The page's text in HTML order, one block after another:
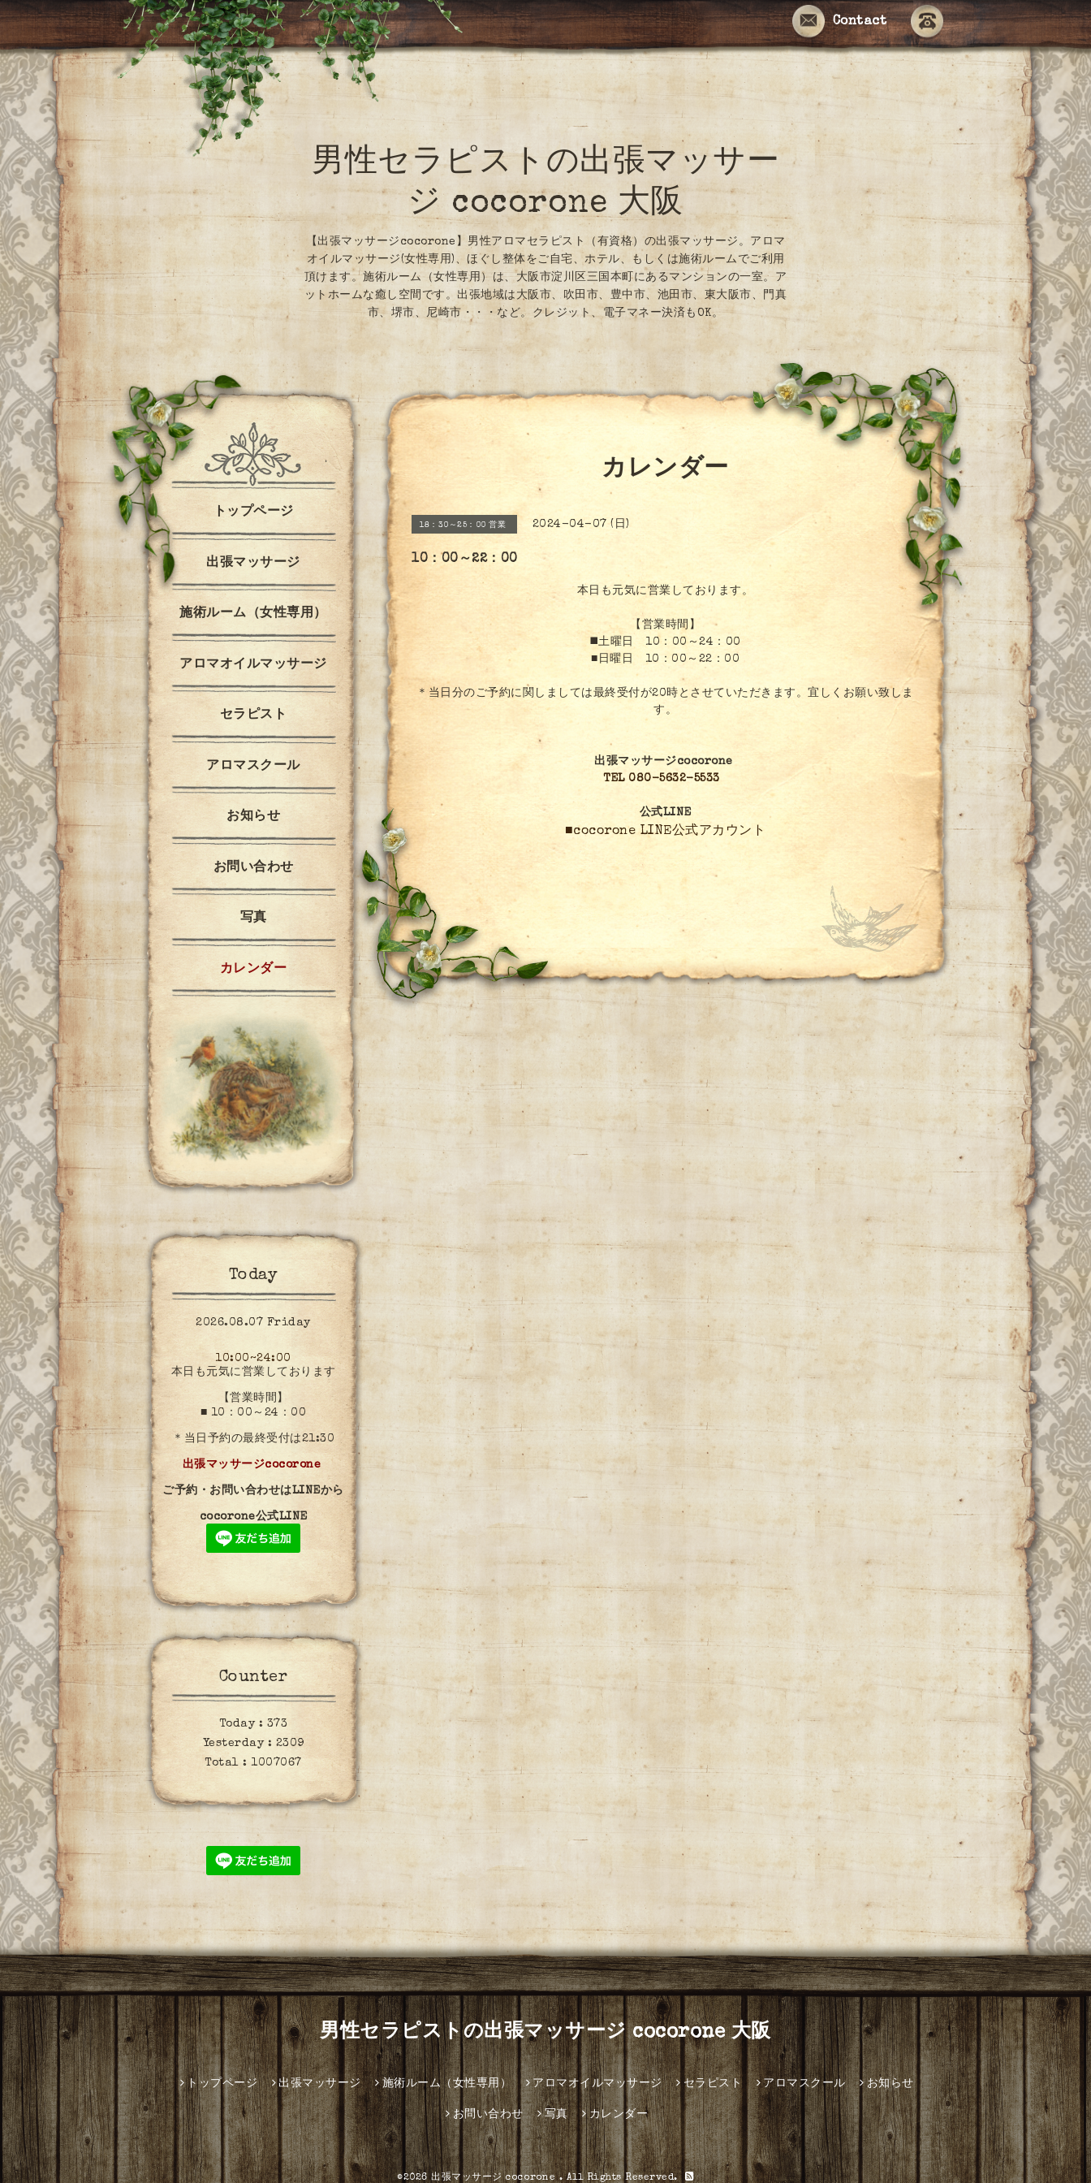
Contact
男性セラピストの出張マッサー
ジ cocorone 大阪
【出張マッサージcocorone】男性アロマセラピスト（有資格）の出張マッサージ。アロマ
オイルマッサージ(女性専用)、ほぐし整体をご自宅、ホテル、もしくは施術ルームでご利用
頂けます。施術ルーム（女性専用）は、大阪市淀川区三国本町にあるマンションの一室。ア
ットホームな癒し空間です。出張地域は大阪市、吹田市、豊中市、池田市、東大阪市、門真
市、堺市、尼崎市・・・など。クレジット、電子マネー決済もOK。
カレンダー
18：30～25：00 営業 2024-04-07 (日)
10：00～22：00
本日も元気に営業しております。
【営業時間】
◼️土曜日 10：00～24：00
■日曜日 10：00～22：00
＊当日分のご予約に関しましては最終受付が20時とさせていただきます。宜しくお願い致しま
す。
出張マッサージcocorone
TEL 080-5632-5533
公式LINE
■cocorone LINE公式アカウント
トップページ
出張マッサージ
施術ルーム（女性専用）
アロマオイルマッサージ
セラピスト
アロマスクール
お知らせ
お問い合わせ
写真
カレンダー
Today
2026.08.07 Friday
10:00~24:00
本日も元気に営業しております
【営業時間】
■ 10：00～24：00
＊当日予約の最終受付は21:30
出張マッサージcocorone
ご予約・お問い合わせはLINEから
cocorone公式LINE
Counter
Today : 373
Yesterday : 2309
Total :1007067
男性セラピストの出張マッサージ cocorone 大阪
トップページ 出張マッサージ 施術ルーム（女性専用） アロマオイルマッサージ セラピスト アロマスクール お知らせ
お問い合わせ 写真 カレンダー
©2026出張マッサージ cocorone. All Rights Reserved.